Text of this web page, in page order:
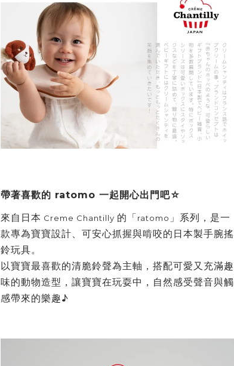
帶著喜歡的 ratomo 一起開心出門吧☆
來自日本 Creme Chantilly 的「ratomo 」系列， 是一
款專為寶寶設計、可安心抓握與啃咬的日本製手腕搖
鈴玩具。
以寶寶最喜歡的清脆鈴聲為主軸，搭配可愛又充滿趣
味的動物造型，讓寶寶在玩耍中，自然感受聲音與觸
感帶來的樂趣♪